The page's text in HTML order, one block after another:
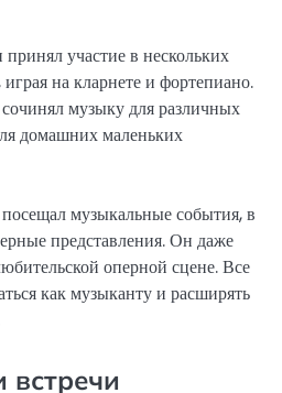
участие в нескольких
на кларнете и фортепиано.
музыку для различных
домашних маленьких
музыкальные события, в
представления. Он даже
оперной сцене. Все
как музыканту и расширять
встречи